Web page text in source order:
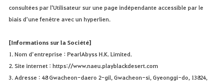
consultées par l'Utilisateur sur une page indépendante accessible par le
biais d’une fenêtre avec un hyperlien.
[Informations sur la Société]
1. Nom d’entreprise : PearlAbyss H.K. Limited.
2. Site internet : https://www.naeu.playblackdesert.com
3. Adresse : 48 Gwacheon-daero 2-gil, Gwacheon-si, Gyeonggi-do, 13824,